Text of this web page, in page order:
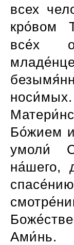
всех
кро́вом
все́х
Бо́жием
умоли́
на́шего,
Ами́нь.